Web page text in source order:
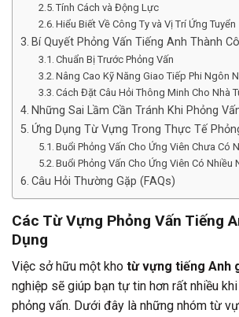
Tính Cách và Động Lực
Hiểu Biết Về Công Ty và Vị Trí Ứng Tuyển
Bí Quyết Phỏng Vấn Tiếng Anh Thành
Chuẩn Bị Trước Phỏng Vấn
Nâng Cao Kỹ Năng Giao Tiếp Phi Ngôn
Cách Đặt Câu Hỏi Thông Minh Cho Nhà
Những Sai Lầm Cần Tránh Khi Phỏng
Ứng Dụng Từ Vựng Trong Thực Tế
Buổi Phỏng Vấn Cho Ứng Viên Chưa Có
Buổi Phỏng Vấn Cho Ứng Viên Có Nhiều
Câu Hỏi Thường Gặp (FAQs)
Các Từ Vựng Phỏng Vấn Tiếng
Dụng
Việc sở hữu một kho từ vựng tiếng Anh
nghiệp sẽ giúp bạn tự tin hơn rất nhiều
phỏng vấn. Dưới đây là những nhóm từ